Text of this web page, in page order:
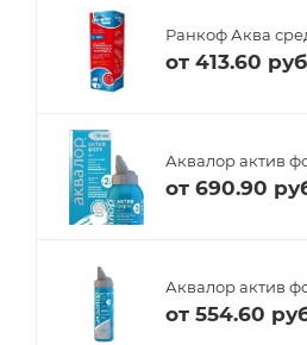
Ранкоф Аква
от 413.60
Аквалор актив
от 690.90
Аквалор актив
от 554.60